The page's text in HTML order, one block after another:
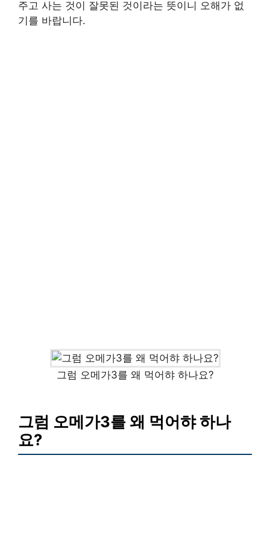
주고 사는 것이 잘못된 것이라는 뜻이니 오해가 없
기를 바랍니다.
그럼 오메가3를 왜 먹어햐 하나요?
그럼 오메가3를 왜 먹어햐 하나
요?